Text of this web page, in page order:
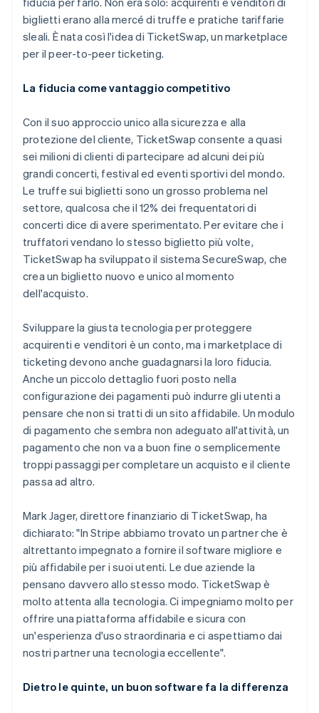
Scopri cosa ti aspetta
Radar
Prevenzione delle frodi
Identity
Verifica online dell'identità
Stripe Sessions 2026
Scopri come Stripe sta costruendo l'infrastruttura
Guarda ora
Ecosistema
biglietti erano alla mercé di truffe e pratiche tariffarie
sleali. È nata così l'idea di TicketSwap, un marketplace
per il peer-to-peer ticketing.
La fiducia come vantaggio competitivo
Con il suo approccio unico alla sicurezza e alla
protezione del cliente, TicketSwap consente a quasi
sei milioni di clienti di partecipare ad alcuni dei più
grandi concerti, festival ed eventi sportivi del mondo.
Le truffe sui biglietti sono un grosso problema nel
settore, qualcosa che il 12% dei frequentatori di
concerti dice di avere sperimentato. Per evitare che i
truffatori vendano lo stesso biglietto più volte,
TicketSwap ha sviluppato il sistema SecureSwap, che
crea un biglietto nuovo e unico al momento
dell'acquisto.
Sviluppare la giusta tecnologia per proteggere
acquirenti e venditori è un conto, ma i marketplace di
ticketing devono anche guadagnarsi la loro fiducia.
Anche un piccolo dettaglio fuori posto nella
configurazione dei pagamenti può indurre gli utenti a
pensare che non si tratti di un sito affidabile. Un modulo
di pagamento che sembra non adeguato all'attività, un
pagamento che non va a buon fine o semplicemente
troppi passaggi per completare un acquisto e il cliente
passa ad altro.
Mark Jager, direttore finanziario di TicketSwap, ha
dichiarato: "In Stripe abbiamo trovato un partner che è
altrettanto impegnato a fornire il software migliore e
più affidabile per i suoi utenti. Le due aziende la
pensano davvero allo stesso modo. TicketSwap è
molto attenta alla tecnologia. Ci impegniamo molto per
offrire una piattaforma affidabile e sicura con
un'esperienza d'uso straordinaria e ci aspettiamo dai
nostri partner una tecnologia eccellente".
Dietro le quinte, un buon software fa la differenza